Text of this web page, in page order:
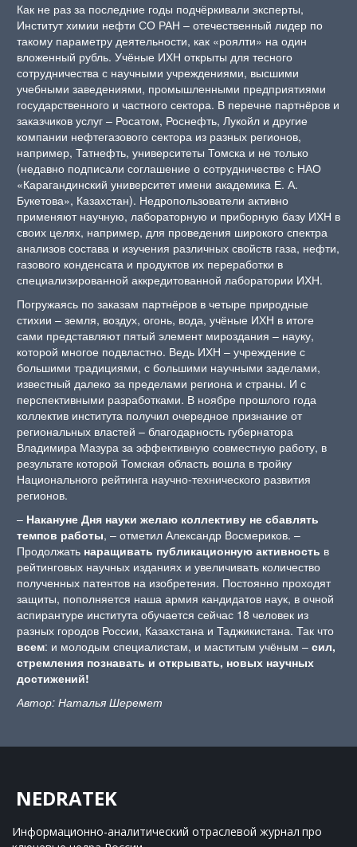
Как не раз за последние годы подчёркивали эксперты,
Институт химии нефти СО РАН – отечественный лидер по
такому параметру деятельности, как «роялти» на один
вложенный рубль. Учёные ИХН открыты для тесного
сотрудничества с научными учреждениями, высшими
учебными заведениями, промышленными предприятиями
государственного и частного сектора. В перечне партнёров и
заказчиков услуг – Росатом, Роснефть, Лукойл и другие
компании нефтегазового сектора из разных регионов,
например, Татнефть, университеты Томска и не только
(недавно подписали соглашение о сотрудничестве с НАО
«Карагандинский университет имени академика Е. А.
Букетова», Казахстан). Недропользователи активно
применяют научную, лабораторную и приборную базу ИХН в
своих целях, например, для проведения широкого спектра
анализов состава и изучения различных свойств газа, нефти,
газового конденсата и продуктов их переработки в
специализированной аккредитованной лаборатории ИХН.
Погружаясь по заказам партнёров в четыре природные
стихии – земля, воздух, огонь, вода, учёные ИХН в итоге
сами представляют пятый элемент мироздания – науку,
которой многое подвластно. Ведь ИХН – учреждение с
большими традициями, с большими научными заделами,
известный далеко за пределами региона и страны. И с
перспективными разработками. В ноябре прошлого года
коллектив института получил очередное признание от
региональных властей – благодарность губернатора
Владимира Мазура за эффективную совместную работу, в
результате которой Томская область вошла в тройку
Национального рейтинга научно-технического развития
регионов.
– Накануне Дня науки желаю коллективу не сбавлять
темпов работы, – отметил Александр Восмериков. –
Продолжать наращивать публикационную активность в
рейтинговых научных изданиях и увеличивать количество
полученных патентов на изобретения. Постоянно проходят
защиты, пополняется наша армия кандидатов наук, в очной
аспирантуре института обучается сейчас 18 человек из
разных городов России, Казахстана и Таджикистана. Так что
всем: и молодым специалистам, и маститым учёным – сил,
стремления познавать и открывать, новых научных
достижений!
Автор: Наталья Шеремет
NEDRATEK
Информационно-аналитический отраслевой журнал про